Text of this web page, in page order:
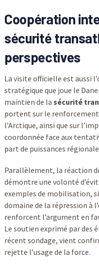
Coopération
sécurité
perspectives
La visite officielle est aussi
stratégique que joue le
maintien de la sécurité
portent sur le
l’Arctique, ainsi que sur
coordonnée face aux
part de puissances
Parallèlement, la réaction
démontre une volonté
exemples de mobilisation,
domaine de la répression à
renforcent l’argument en
Le soutien exprimé par des
récent sondage, vient
rejette l’usage de la force.